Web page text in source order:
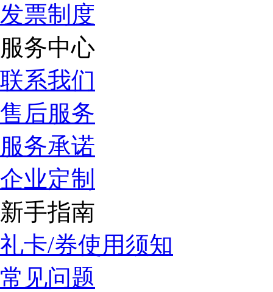
发票制度
服务中心
联系我们
售后服务
服务承诺
企业定制
新手指南
礼卡/券使用须知
常见问题